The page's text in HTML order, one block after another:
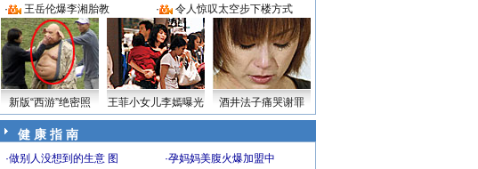
·
王岳伦爆李湘胎教 · 令人惊叹太空步下楼方式
新版“西游”绝密照 王菲小女儿李嫣曝光 酒井法子痛哭谢罪
健 康 指 南
·做别人没想到的生意 图 ·孕妈妈美腹火爆加盟中